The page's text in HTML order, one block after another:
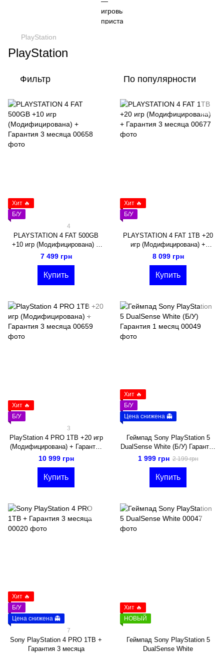
PlayStation
PlayStation
Фильтр По популярности
Хит 🔥
Б/У
4
PLAYSTATION 4 FAT 500GB
+10 игр (Модифицирована) +
Гарантия 3 месяца
7 499 грн
Купить
Хит 🔥
Б/У
PLAYSTATION 4 FAT 1TB +20
игр (Модифицирована) +
Гарантия 3 месяца
8 099 грн
Купить
Хит 🔥
Б/У
3
PlayStation 4 PRO 1TB +20 игр
(Модифицирована) + Гарантия
3 месяца
10 999 грн
Купить
Хит 🔥
Б/У
Цена снижена 👻
Геймпад Sony PlayStation 5
DualSense White (Б/У) Гарантия
1 месяц
1 999 грн 2 199 грн
Купить
Хит 🔥
Б/У
Цена снижена 👻
7
Sony PlayStation 4 PRO 1TB +
Гарантия 3 месяца
Хит 🔥
НОВЫЙ
Геймпад Sony PlayStation 5
DualSense White